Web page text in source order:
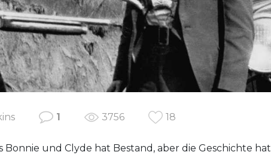
1 3756 18
Bonnie und Clyde hat Bestand, aber die Geschichte hat